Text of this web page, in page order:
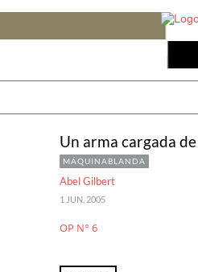
Un arma cargada
MÁQUINABLANDA
Abel Gilbert
1 JUN, 2005
OP N° 6